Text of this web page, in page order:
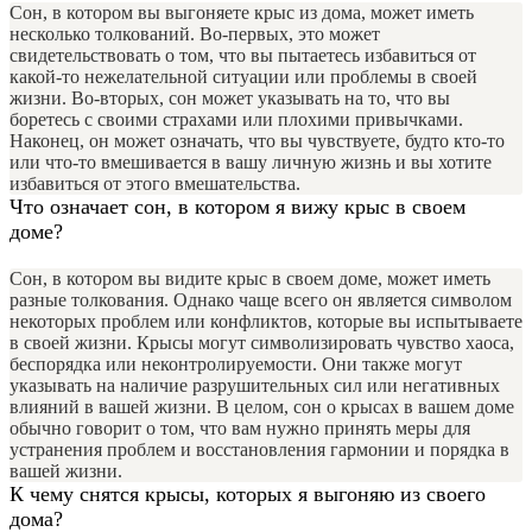
Сон, в котором вы выгоняете крыс из дома, может иметь
несколько толкований. Во-первых, это может
свидетельствовать о том, что вы пытаетесь избавиться от
какой-то нежелательной ситуации или проблемы в своей
жизни. Во-вторых, сон может указывать на то, что вы
боретесь с своими страхами или плохими привычками.
Наконец, он может означать, что вы чувствуете, будто кто-то
или что-то вмешивается в вашу личную жизнь и вы хотите
избавиться от этого вмешательства.
Что означает сон, в котором я вижу крыс в своем
доме?
Сон, в котором вы видите крыс в своем доме, может иметь
разные толкования. Однако чаще всего он является символом
некоторых проблем или конфликтов, которые вы испытываете
в своей жизни. Крысы могут символизировать чувство хаоса,
беспорядка или неконтролируемости. Они также могут
указывать на наличие разрушительных сил или негативных
влияний в вашей жизни. В целом, сон о крысах в вашем доме
обычно говорит о том, что вам нужно принять меры для
устранения проблем и восстановления гармонии и порядка в
вашей жизни.
К чему снятся крысы, которых я выгоняю из своего
дома?